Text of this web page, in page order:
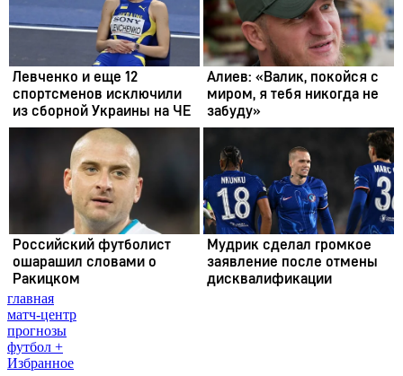
главная
матч-центр
прогнозы
футбол +
Избранное